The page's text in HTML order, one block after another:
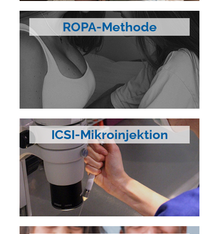
ROPA-Methode
ICSI-Mikroinjektion